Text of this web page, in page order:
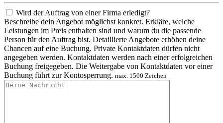
Wird der Auftrag von einer Firma erledigt?
Beschreibe dein Angebot möglichst konkret. Erkläre, welche
Leistungen im Preis enthalten sind und warum du die passende
Person für den Auftrag bist. Detaillierte Angebote erhöhen deine
Chancen auf eine Buchung. Private Kontaktdaten dürfen nicht
angegeben werden. Kontaktdaten werden nach einer erfolgreichen
Buchung freigegeben. Die Weitergabe von Kontaktdaten vor einer
Buchung führt zur Kontosperrung. max. 1500 Zeichen